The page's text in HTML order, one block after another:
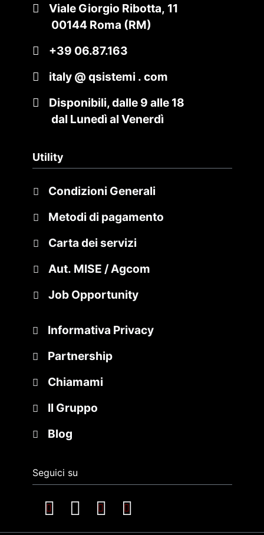
Viale Giorgio Ribotta, 11
00144 Roma (RM)
+39 06.87.163
italy @ qsistemi . com
Disponibili, dalle 9 alle 18
dal Lunedì al Venerdì
Utility
Condizioni Generali
Metodi di pagamento
Carta dei servizi
Aut. MISE / Agcom
Job Opportunity
Informativa Privacy
Partnership
Chiamami
Il Gruppo
Blog
Seguici su